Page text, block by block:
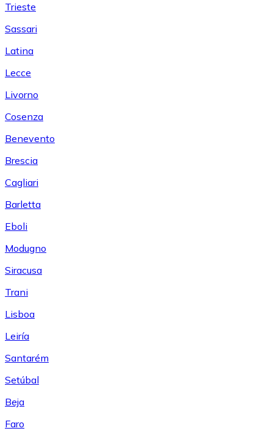
Trieste
Sassari
Latina
Lecce
Livorno
Cosenza
Benevento
Brescia
Cagliari
Barletta
Eboli
Modugno
Siracusa
Trani
Lisboa
Leiría
Santarém
Setúbal
Beja
Faro